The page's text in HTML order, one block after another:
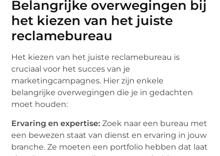
Belangrijke overwegingen bij
het kiezen van het juiste
reclamebureau
Het kiezen van het juiste reclamebureau is
cruciaal voor het succes van je
marketingcampagnes. Hier zijn enkele
belangrijke overwegingen die je in gedachten
moet houden:
Ervaring en expertise: Zoek naar een bureau met
een bewezen staat van dienst en ervaring in jouw
branche. Ze moeten een portfolio hebben dat laat